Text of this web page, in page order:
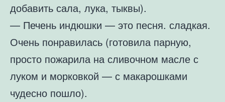
добавить сала, лука, тыквы).
— Печень индюшки — это песня. сладкая.
Очень понравилась (готовила парную,
просто пожарила на сливочном масле с
луком и морковкой — с макарошками
чудесно пошло).